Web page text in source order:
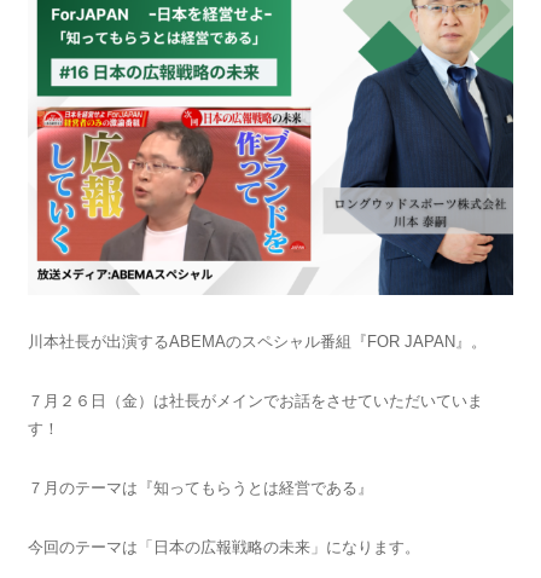
川本社長が出演するABEMAのスペシャル番組『FOR JAPAN』。
７月２６日（金）は社長がメインでお話をさせていただいていま
す！
７月のテーマは『知ってもらうとは経営である』
今回のテーマは「日本の広報戦略の未来」になります。